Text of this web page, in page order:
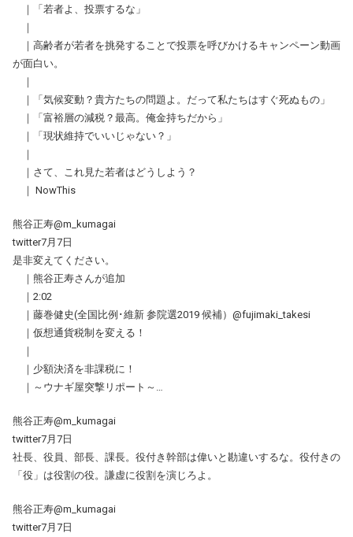
｜「若者よ、投票するな」
｜
｜高齢者が若者を挑発することで投票を呼びかけるキャンペーン動画
が面白い。
｜
｜「気候変動？貴方たちの問題よ。だって私たちはすぐ死ぬもの」
｜「富裕層の減税？最高。俺金持ちだから」
｜「現状維持でいいじゃない？」
｜
｜さて、これ見た若者はどうしよう？
｜ NowThis
熊谷正寿@m_kumagai
twitter7月7日
是非変えてください。
｜熊谷正寿さんが追加
｜2:02
｜藤巻健史(全国比例･維新 参院選2019 候補）@fujimaki_takesi
｜仮想通貨税制を変える！
｜
｜少額決済を非課税に！
｜～ウナギ屋突撃リポート～…
熊谷正寿@m_kumagai
twitter7月7日
社長、役員、部長、課長。役付き幹部は偉いと勘違いするな。役付きの
「役」は役割の役。謙虚に役割を演じろよ。
熊谷正寿@m_kumagai
twitter7月7日